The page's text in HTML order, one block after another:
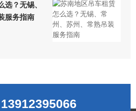
选？无锡、
服务指南
13912395066